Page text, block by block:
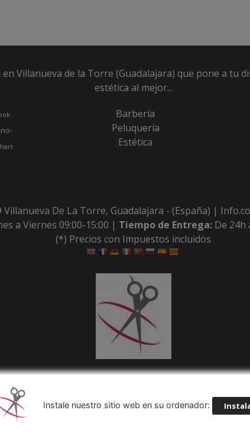
Villanueva de la Torre (Guadalajara) que pone a tu
estética al mejor...
no-
Barbería
Peluquería
Estética
Villanueva De La Torre, Guadalajara - (España) |
a Viernes 09:00-15:00 | Tiempo de Entrega: De 24h
(*) Precios con Impuestos incluidos
Instale nuestro sitio web en su ordenador: